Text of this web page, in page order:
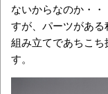
ないからなのか・
すが、パーツがある
組み立てであちこ
す。